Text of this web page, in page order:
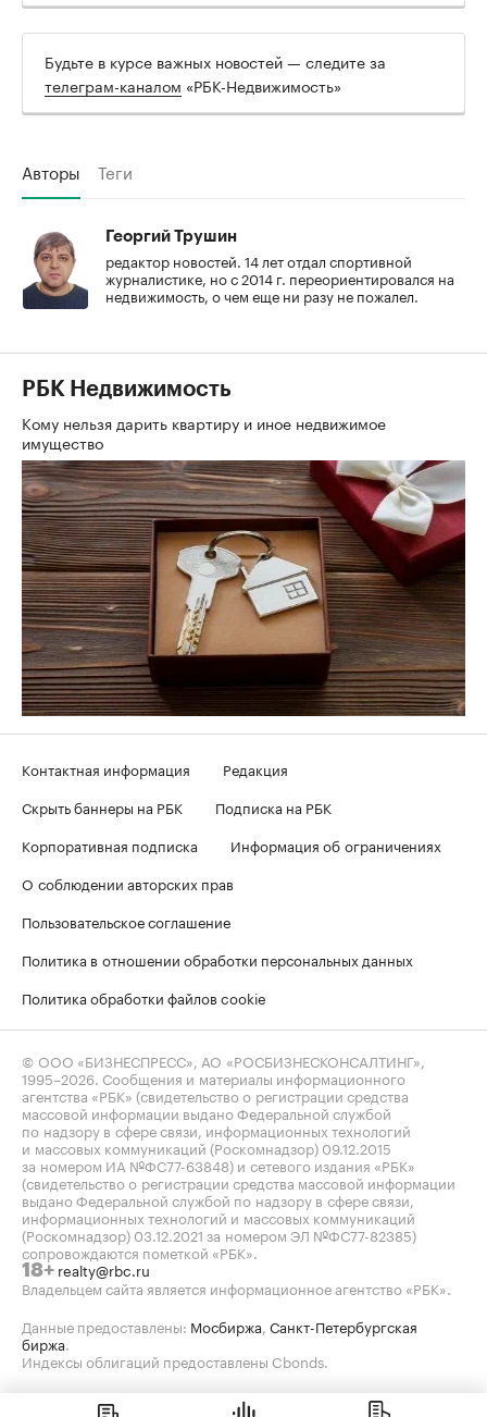
Будьте в курсе важных новостей — следите за
телеграм-каналом «РБК-Недвижимость»
Авторы Теги
Георгий Трушин
редактор новостей. 14 лет отдал спортивной
журналистике, но с 2014 г. переориентировался на
недвижимость, о чем еще ни разу не пожалел.
РБК Недвижимость
Кому нельзя дарить квартиру и иное недвижимое
имущество
Контактная информация
Редакция
Скрыть баннеры на РБК
Подписка на РБК
Корпоративная подписка
Информация об ограничениях
О соблюдении авторских прав
Пользовательское соглашение
Политика в отношении обработки персональных данных
Политика обработки файлов cookie
© ООО «БИЗНЕСПРЕСС», АО «РОСБИЗНЕСКОНСАЛТИНГ»,
1995–2026 . Сообщения и материалы информационного
агентства «РБК» (свидетельство о регистрации средства
массовой информации выдано Федеральной службой
по надзору в сфере связи, информационных технологий
и массовых коммуникаций (Роскомнадзор) 09.12.2015
за номером ИА №ФС77-63848) и сетевого издания «РБК»
(свидетельство о регистрации средства массовой информации
выдано Федеральной службой по надзору в сфере связи,
информационных технологий и массовых коммуникаций
(Роскомнадзор) 03.12.2021 за номером ЭЛ №ФС77-82385)
сопровождаются пометкой «РБК».
18+ realty@rbc.ru
Владельцем сайта является информационное агентство «РБК».
Данные предоставлены: Мосбиржа Санкт-Петербургская
биржа
Индексы облигаций предоставлены Cbonds.